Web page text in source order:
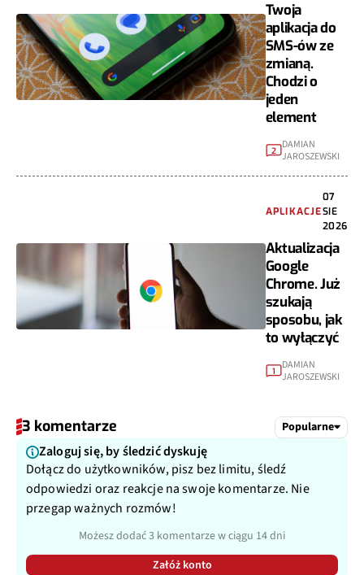
Twoja
aplikacja do
SMS-ów ze
zmianą.
Chodzi o
jeden
element
2 DAMIAN
JAROSZEWSKI
APLIKACJE
07
SIE
2026
Aktualizacja
Google
Chrome. Już
szukają
sposobu, jak
to wyłączyć
1
DAMIAN
JAROSZEWSKI
3 komentarze Popularne
Zaloguj się, by śledzić dyskuję
Dołącz do użytkowników, pisz bez limitu, śledź
odpowiedzi oraz reakcje na swoje komentarze. Nie
przegap ważnych rozmów!
Możesz dodać 3 komentarze w ciągu 14 dni
Załóż konto